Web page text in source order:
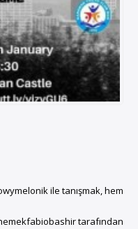
ile tanışmak, hem
tarafından